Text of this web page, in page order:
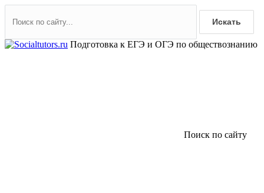
Искать
Подготовка к ЕГЭ и ОГЭ по обществознанию
Поиск по сайту